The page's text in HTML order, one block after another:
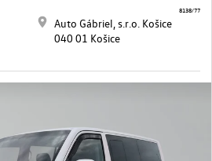
Auto Gábriel, s.r.o. Košice
040 01 Košice
8138/77